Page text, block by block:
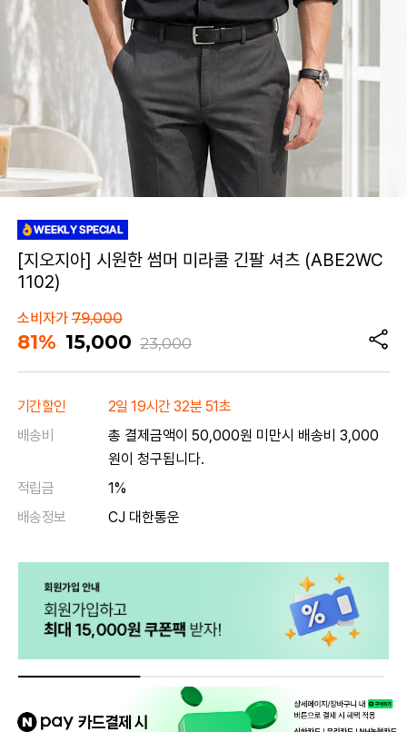
[지오지아] 시원한 썸머 미라쿨 긴팔 셔츠 (ABE2WC
1102)
소비자가79,000
81% 15,000 23,000
기간할인
2일 19시간 32분 51초
배송비
총 결제금액이 50,000원 미만시 배송비 3,000
원이 청구됩니다.
적립금
1%
배송정보
CJ 대한통운